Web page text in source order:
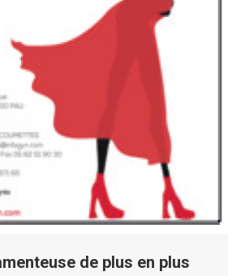
de plus en plus